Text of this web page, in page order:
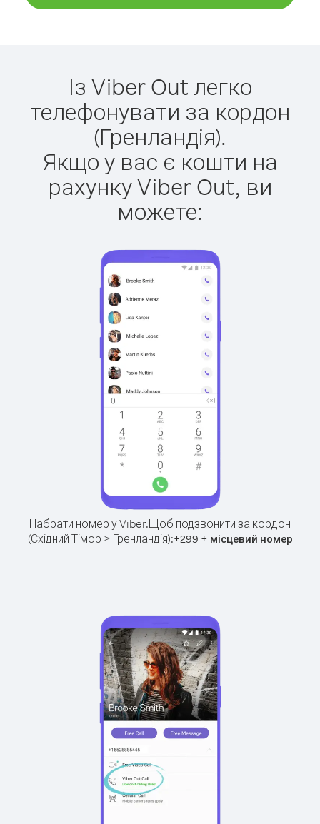
Із Viber Out легко
телефонувати за кордон
(Гренландія).
Якщо у вас є кошти на
рахунку Viber Out, ви
можете:
Набрати номер у Viber.Щоб подзвонити за кордон
(Східний Тімор > Гренландія):+299 + місцевий номер